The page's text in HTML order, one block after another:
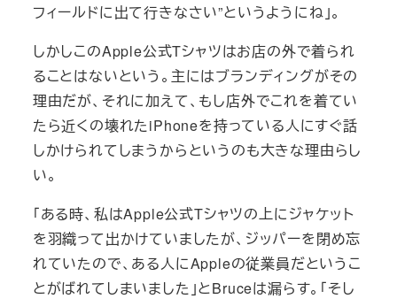
フィールドに出て行きなさい”というようにね」。
しかしこのApple公式Tシャツはお店の外で着られ
ることはないという。主にはブランディングがその
理由だが、それに加えて、もし店外でこれを着てい
たら近くの壊れたiPhoneを持っている人にすぐ話
しかけられてしまうからというのも大きな理由らし
い。
「ある時、私はApple公式Tシャツの上にジャケット
を羽織って出かけていましたが、ジッパーを閉め忘
れていたので、ある人にAppleの従業員だというこ
とがばれてしまいました」とBruceは漏らす。「そし